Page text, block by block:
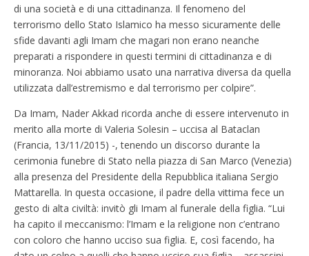
di una società e di una cittadinanza. Il fenomeno del
terrorismo dello Stato Islamico ha messo sicuramente delle
sfide davanti agli Imam che magari non erano neanche
preparati a rispondere in questi termini di cittadinanza e di
minoranza. Noi abbiamo usato una narrativa diversa da quella
utilizzata dall’estremismo e dal terrorismo per colpire”.
Da Imam, Nader Akkad ricorda anche di essere intervenuto in
merito alla morte di Valeria Solesin – uccisa al Bataclan
(Francia, 13/11/2015) -, tenendo un discorso durante la
cerimonia funebre di Stato nella piazza di San Marco (Venezia)
alla presenza del Presidente della Repubblica italiana Sergio
Mattarella. In questa occasione, il padre della vittima fece un
gesto di alta civiltà: invitò gli Imam al funerale della figlia. “Lui
ha capito il meccanismo: l’Imam e la religione non c’entrano
con coloro che hanno ucciso sua figlia. E, così facendo, ha